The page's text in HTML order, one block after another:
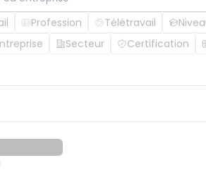
Profession Télétravail
Secteur Certification